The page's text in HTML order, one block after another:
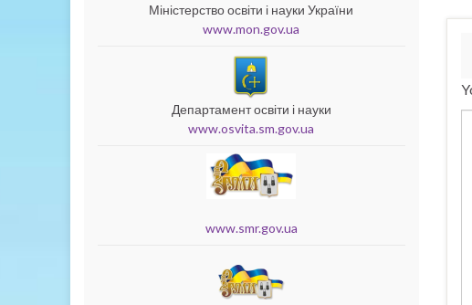
Міністерство освіти і науки України
www.mon.gov.ua
Департамент освіти і науки
www.osvita.sm.gov.ua
www.smr.gov.ua